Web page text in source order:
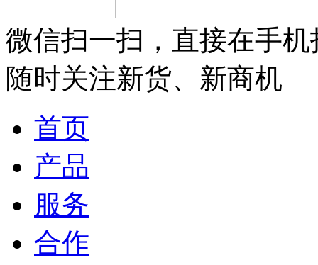
微信扫一扫，直接在手机
随时关注新货、新商机
首页
产品
服务
合作